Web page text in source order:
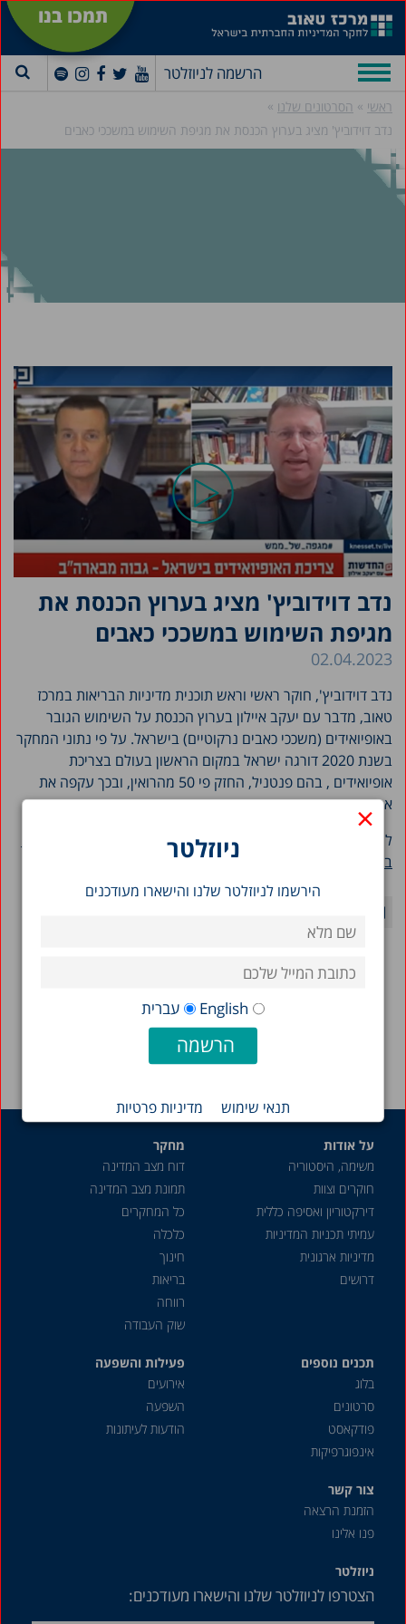
תמכו בנו
הרשמה לניוזלטר
×
ניוזלטר
הירשמו לניוזלטר שלנו והישארו מעודכנים
English עברית
תנאי שימוש מדיניות פרטיות
ראשי » הסרטונים שלנו »
נדב דוידוביץ' מציג בערוץ הכנסת את מגיפת השימוש במשככי כאבים
נדב דוידוביץ' מציג בערוץ הכנסת את
מגיפת השימוש במשככי כאבים
02.04.2023
נדב דוידוביץ', חוקר ראשי וראש תוכנית מדיניות הבריאות במרכז
טאוב, מדבר עם יעקב איילון בערוץ הכנסת על השימוש הגובר
באופיואידים (משככי כאבים נרקוטיים) בישראל. על פי נתוני המחקר
בשנת 2020 דורגה ישראל במקום הראשון בעולם בצריכת
אופיואידים , בהם פנטניל, החזק פי 50 מהרואין, ובכך עקפה את
ארצות הברית באותה שנה.
למחקר המלא ולתקציר:
השימוש המוגבר במשככי כאבים נרקוטיים
בישראל: תחילתה של מגפה?
חזרה לסרטונים >
על אודות
משימה, היסטוריה
חוקרים וצוות
דירקטוריון ואסיפה כללית
עמיתי תכניות המדיניות
מדיניות ארגונית
דרושים
מחקר
דוח מצב המדינה
תמונת מצב המדינה
כל המחקרים
כלכלה
חינוך
בריאות
רווחה
שוק העבודה
תכנים נוספים
בלוג
סרטונים
פודקאסט
אינפוגרפיקות
פעילות והשפעה
אירועים
השפעה
הודעות לעיתונות
צור קשר
הזמנת הרצאה
פנו אלינו
ניוזלטר
הצטרפו לניוזלטר שלנו והישארו מעודכנים: